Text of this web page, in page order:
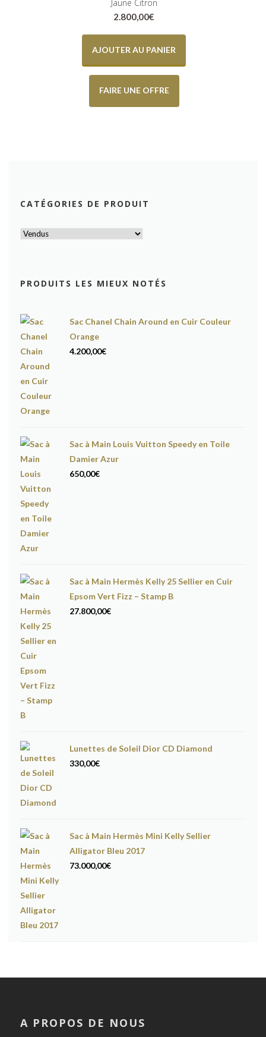
Jaune Citron
2.800,00€
AJOUTER AU PANIER
FAIRE UNE OFFRE
CATÉGORIES DE PRODUIT
PRODUITS LES MIEUX NOTÉS
Sac Chanel Chain Around en Cuir Couleur
Orange
4.200,00€
Sac à Main Louis Vuitton Speedy en Toile
Damier Azur
650,00€
Sac à Main Hermès Kelly 25 Sellier en Cuir
Epsom Vert Fizz – Stamp B
27.800,00€
Lunettes de Soleil Dior CD Diamond
330,00€
Sac à Main Hermès Mini Kelly Sellier
Alligator Bleu 2017
73.000,00€
A PROPOS DE NOUS